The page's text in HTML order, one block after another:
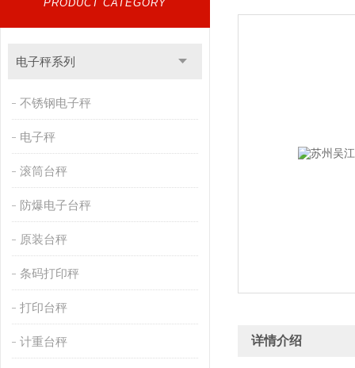
PRODUCT CATEGORY
电子秤系列
不锈钢电子秤
电子秤
滚筒台秤
防爆电子台秤
原装台秤
条码打印秤
打印台秤
计重台秤 详情介绍